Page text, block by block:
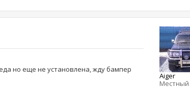
но еще не установлена, жду бампер
Aiger
Местный